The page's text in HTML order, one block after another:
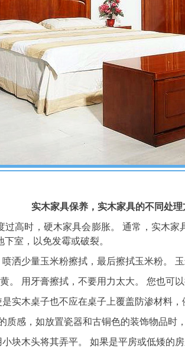
实木家具保养，实木家具的不同处
高时，硬木家具会膨胀。 通常，实木
室，以免发霉或破裂。
少量玉米粉擦拭，最后擦拭玉米粉。
用牙膏擦拭，不要用力太大。 您也可
实木桌子也不应在桌子上覆盖防渗材料，
感，如放置瓷器和古铜色的装饰物品时
木头将其弄平。 如果是平房或低矮的